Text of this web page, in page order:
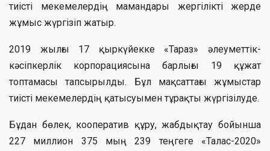
тиісті мекемелердің мамандары жергілікті жерде
жұмыс жүргізіп жатыр.
2019 жылғы 17 қыркүйекке «Тараз» әлеуметтік-
кәсіпкерлік корпорациясына барлығы 19 құжат
топтамасы тапсырылды. Бұл мақсаттағы жұмыстар
тиісті мекемелердің қатысуымен тұрақты жүргізілуде.
Бұдан бөлек, кооператив құру, жабдықтау бойынша
227 миллион 375 мың 239 теңгеге «Талас-2020»